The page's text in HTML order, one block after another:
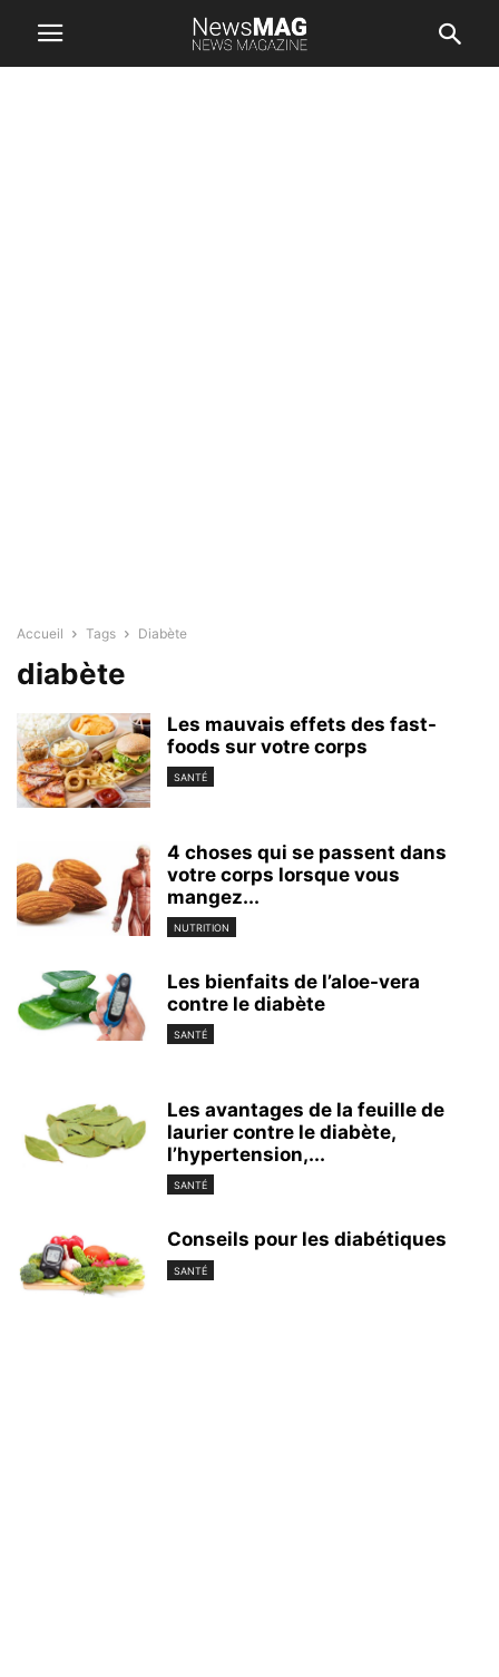
Accueil Tags Diabète
diabète
Les mauvais effets des fast-
foods sur votre corps
SANTÉ
4 choses qui se passent dans
votre corps lorsque vous
mangez...
NUTRITION
Les bienfaits de l’aloe-vera
contre le diabète
SANTÉ
Les avantages de la feuille de
laurier contre le diabète,
l’hypertension,...
SANTÉ
Conseils pour les diabétiques
SANTÉ